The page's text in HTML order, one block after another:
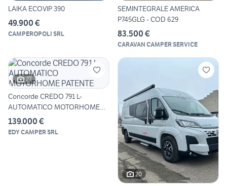
LAIKA ECOVIP 390
49.900 €
CAMPEROPOLI SRL
SEMINTEGRALE AMERICA
P745GLG - COD 629
83.500 €
CARAVAN CAMPER SERVICE
27
Concorde CREDO 791 L-
AUTOMATICO MOTORHOME
PATENTE
139.000 €
EDY CAMPER SRL
20